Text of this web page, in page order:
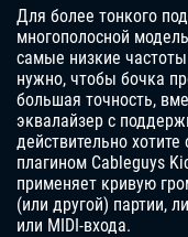
Для более тонкого
многополосной
самые низкие
нужно, чтобы бочка
большая точность,
эквалайзер с
действительно
плагином Cableguys
применяет кривую
(или другой) партии,
или MIDI-входа.